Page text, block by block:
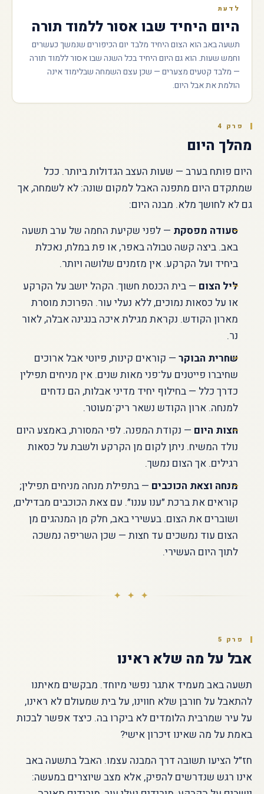
לדעת
היום היחיד שבו אסור ללמוד תורה
תשעה באב הוא הצום היחיד מלבד יום הכיפורים שנמשך כעשרים
וחמש שעות. הוא גם היום היחיד בכל השנה שבו אסור ללמוד תורה
— מלבד קטעים מצערים — שכן עצם השמחה שבלימוד אינה
הולמת את אבל היום.
פרק 4
מהלך היום
היום פותח בערב — שעות העצב הגדולות ביותר. ככל
שמתקדם היום מתפנה האבל למקום שונה: לא לשמחה, אך
גם לא לחושך מלא. מבנה היום:
סעודה מפסקת — לפני שקיעת החמה של ערב תשעה
באב. ביצה קשה טבולה באפר, או פת במלח, נאכלת
ביחיד ועל הקרקע. אין מזמנים שלושה ויותר.
ליל הצום — בית הכנסת חשוך. הקהל יושב על הקרקע
או על כסאות נמוכים, ללא נעלי עור. הפרוכת מוסרת
מארון הקודש. נקראת מגילת איכה בנגינה אבלה, לאור
נר.
שחרית הבוקר — קוראים קינות, פיוטי אבל ארוכים
שחיברו פייטנים על־פני מאות שנים. אין מניחים תפילין
כדרך כלל — בחילוף יחיד מדיני אבלות, הם נדחים
למנחה. ארון הקודש נשאר ריק־מעוטר.
חצות היום — נקודת המפנה. לפי המסורת, באמצע היום
נולד המשיח. ניתן לקום מן הקרקע ולשבת על כסאות
רגילים. אך הצום נמשך.
מנחה וצאת הכוכבים — בתפילת מנחה מניחים תפילין;
קוראים את ברכת ״ענו עננו״. עם צאת הכוכבים מבדילים,
ושוברים את הצום. בעשירי באב, חלק מן המנהגים מן
הצום עוד נמשכים עד חצות — שכן השריפה נמשכה
לתוך היום העשירי.
✦ ✦ ✦
פרק 5
אבל על מה שלא ראינו
תשעה באב מעמיד אתגר נפשי מיוחד. מבקשים מאיתנו
להתאבל על חורבן שלא חווינו, על בית שמעולם לא ראינו,
על עיר שמרבית הלומדים לא ביקרו בה. כיצד אפשר לבכות
באמת על מה שאינו זיכרון אישי?
חז״ל הציעו תשובה דרך המבנה עצמו. האבל בתשעה באב
אינו רגש שנדרשים להפיק, אלא מצב שיוצרים במעשה: